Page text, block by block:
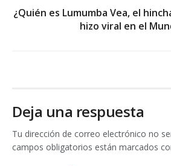
¿Quién es Lumumba Vea, el
hizo viral en el
Deja una respuesta
Tu dirección de correo electrónico no
campos obligatorios están marcados